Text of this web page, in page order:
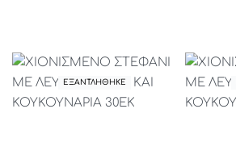
ΕΞΑΝΤΛΗΘΗΚΕ